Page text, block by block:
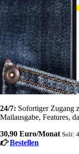
24/7: Sofortiger Zugang
Mailausgabe, Features,
30,90 Euro/Monat Soli:
Bestellen